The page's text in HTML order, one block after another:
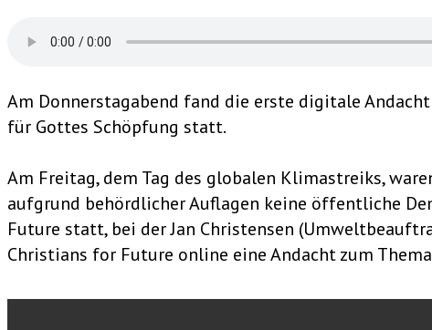
Am Donnerstagabend fand die erste digitale
für Gottes Schöpfung statt.
Am Freitag, dem Tag des globalen Klimastreiks,
aufgrund behördlicher Auflagen keine öffentliche
Future statt, bei der Jan Christensen
Christians for Future online eine Andacht zum